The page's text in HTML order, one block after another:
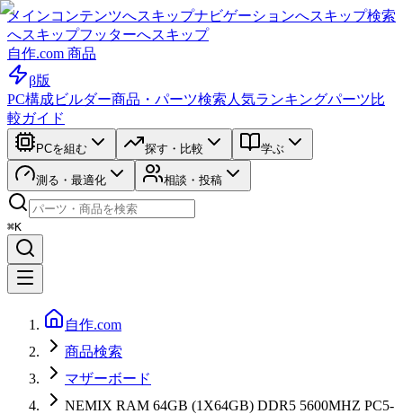
メインコンテンツへスキップナビゲーションへスキップ検索
へスキップフッターへスキップ
自作.com 商品
β版
PC構成ビルダー商品・パーツ検索 人気ランキングパーツ比
較ガイド
PCを組む 探す・比較 学ぶ
測る・最適化 相談・投稿
⌘K
自作.com
商品検索
マザーボード
NEMIX RAM 64GB (1X64GB) DDR5 5600MHZ PC5-